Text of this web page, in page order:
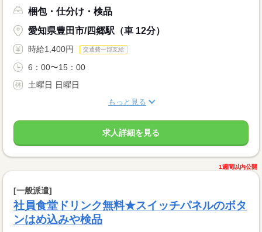
梱包・仕分け・検品
愛知県豊田市/四郷駅（車 12分）
時給1,400円 交通費一部支給
6：00〜15：00
土曜日 日曜日
もっと見る
求人詳細を見る
1週間以内公開
[一般派遣]
社員食堂ドリンク無料★スイッチパネルのボタ
ンはめ込みや検品